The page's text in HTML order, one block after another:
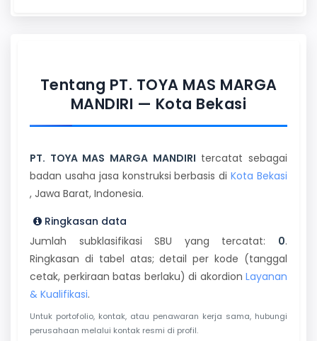
Tentang PT. TOYA MAS MARGA
MANDIRI — Kota Bekasi
PT. TOYA MAS MARGA MANDIRI tercatat sebagai
badan usaha jasa konstruksi berbasis diKota Bekasi
, Jawa Barat, Indonesia.
Ringkasan data
Jumlah subklasifikasi SBU yang tercatat: 0.
Ringkasan di tabel atas; detail per kode (tanggal
cetak, perkiraan batas berlaku) di akordion Layanan
& Kualifikasi.
Untuk portofolio, kontak, atau penawaran kerja sama, hubungi
perusahaan melalui kontak resmi di profil.